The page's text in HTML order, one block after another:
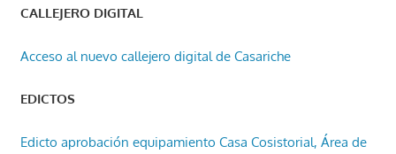
CALLEJERO DIGITAL
Acceso al nuevo callejero digital de Casariche
EDICTOS
Edicto aprobación equipamiento Casa Cosistorial, Área de